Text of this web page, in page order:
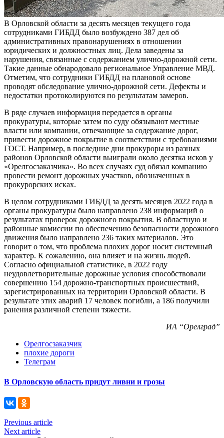
В Орловской области за десять месяцев текущего года
сотрудниками ГИБДД было возбуждено 387 дел об
административных правонарушениях в отношении
юридических и должностных лиц. Дела заведены за
нарушения, связанные с содержанием улично-дорожной сети.
Такие данные обнародовало региональное Управление МВД.
Отметим, что сотрудники ГИБДД на плановой основе
проводят обследование улично-дорожной сети. Дефекты и
недостатки протоколируются по результатам замеров.
В ряде случаев информация передается в органы
прокуратуры, которые затем по суду обязывают местные
власти или компании, отвечающие за содержание дорог,
привести дорожное покрытие в соответствии с требованиями
ГОСТ. Например, в последние дни прокуроры из разных
районов Орловской области выиграли около десятка исков у
«Орелгосзаказчика». Во всех случаях суд обязал компанию
провести ремонт дорожных участков, обозначенных в
прокурорских исках.
В целом сотрудниками ГИБДД за десять месяцев 2022 года в
органы прокуратуры было направлено 238 информаций о
результатах проверок дорожного покрытия. В областную и
районные комиссии по обеспечению безопасности дорожного
движения было направлено 236 таких материалов. Это
говорит о том, что проблема плохих дорог носит системный
характер. К сожалению, она влияет и на жизнь людей.
Согласно официальной статистике, в 2022 году
неудовлетворительные дорожные условия способствовали
совершению 154 дорожно-транспортных происшествий,
зарегистрированных на территории Орловской области. В
результате этих аварий 17 человек погибли, а 186 получили
ранения различной степени тяжести.
ИА “Орелград”
Орелгосзаказчик
плохие дороги
Телеграм
В Орловскую область придут ливни и грозы
Previous article
Next article